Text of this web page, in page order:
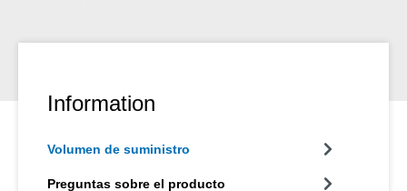
Information
Volumen de suministro
Preguntas sobre el producto